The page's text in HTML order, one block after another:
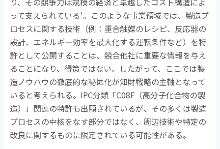
って支えられている¹。このような事業領域では、製造プ
ロセスに関する技術（例：重合触媒のレシピ、反応器の
設計、エネルギー効率を最大化する運転条件など）を特
許として公開することは、競合他社に重要な情報を与え
ることになり、得策ではない。したがって、ここでは製
造ノウハウの徹底的な秘匿化が知財戦略の主軸となって
いると考えられる。 IPC分類「C08F （高分子化合物の製
造）」関連の特許も出願されているが、その多くは製造
プロセスの中核をなす部分ではなく、周辺技術や特定の
改良に関するものに限定されている可能性がある。